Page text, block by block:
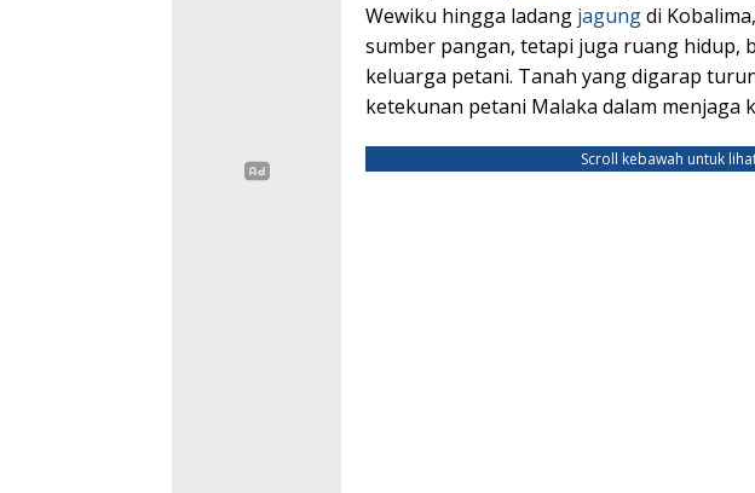
Wewiku hingga ladang jagungdi
sumber pangan, tetapi juga ruang hidup,
keluarga petani. Tanah yang digarap
ketekunan petani Malaka dalam menjaga
Scroll kebawah untuk